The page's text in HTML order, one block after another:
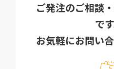
ご発注のご相談
です
お気軽にお問い